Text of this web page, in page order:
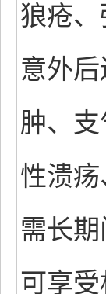
狼疮
意外
肿、
性溃
需长
可享受